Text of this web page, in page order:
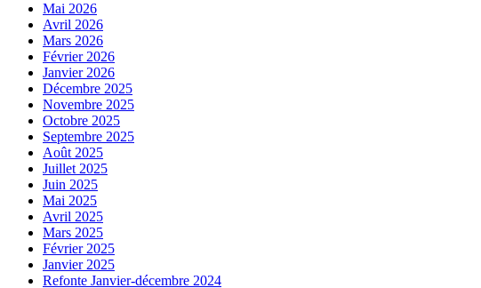
Mai 2026
Avril 2026
Mars 2026
Février 2026
Janvier 2026
Décembre 2025
Novembre 2025
Octobre 2025
Septembre 2025
Août 2025
Juillet 2025
Juin 2025
Mai 2025
Avril 2025
Mars 2025
Février 2025
Janvier 2025
Refonte Janvier-décembre 2024